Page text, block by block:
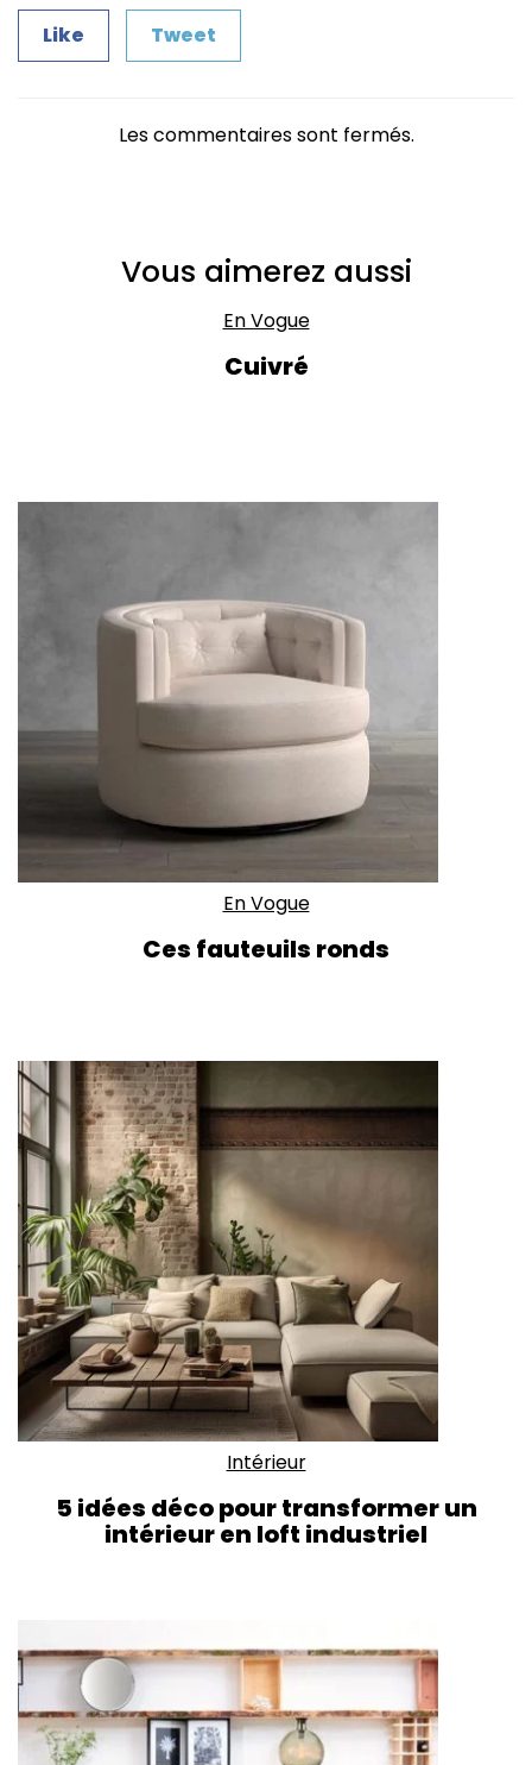
Like Tweet
Les commentaires sont fermés.
Vous aimerez aussi
En Vogue
Cuivré
En Vogue
Ces fauteuils ronds
Intérieur
5 idées déco pour transformer un
intérieur en loft industriel